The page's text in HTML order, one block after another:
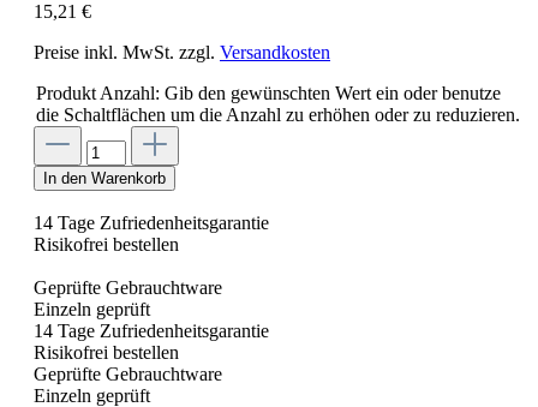
15,21 €
Preise inkl. MwSt. zzgl. Versandkosten
Produkt Anzahl: Gib den gewünschten Wert ein oder benutze
die Schaltflächen um die Anzahl zu erhöhen oder zu reduzieren.
In den Warenkorb
14 Tage Zufriedenheitsgarantie
Risikofrei bestellen
Geprüfte Gebrauchtware
Einzeln geprüft
14 Tage Zufriedenheitsgarantie
Risikofrei bestellen
Geprüfte Gebrauchtware
Einzeln geprüft